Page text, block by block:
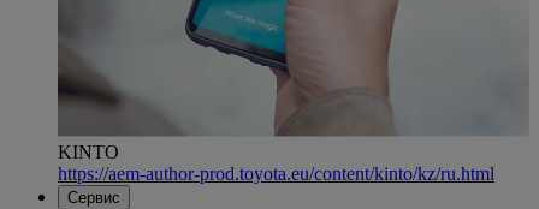
KINTO
https://aem-author-prod.toyota.eu/content/kinto/kz/ru.html
Сервис